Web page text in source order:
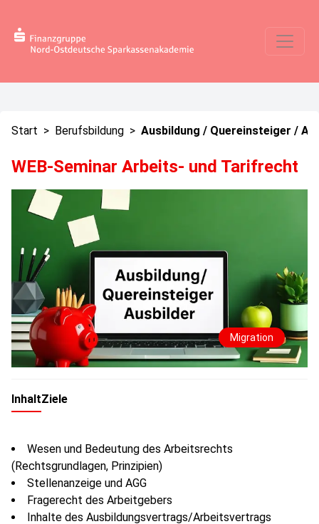
Start > Berufsbildung > Ausbildung / Quereinsteiger /
WEB-Seminar Arbeits- und Tarifrecht
Migration
InhaltZiele
Wesen und Bedeutung des Arbeitsrechts
(Rechtsgrundlagen, Prinzipien)
Stellenanzeige und AGG
Fragerecht des Arbeitgebers
Inhalte des Ausbildungsvertrags/Arbeitsvertrags